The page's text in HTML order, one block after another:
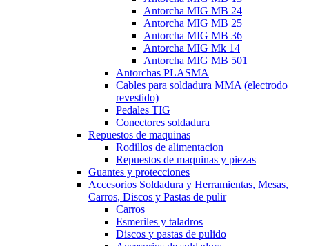
Antorcha MIG MB 24
Antorcha MIG MB 25
Antorcha MIG MB 36
Antorcha MIG Mk 14
Antorcha MIG MB 501
Antorchas PLASMA
Cables para soldadura MMA (electrodo
revestido)
Pedales TIG
Conectores soldadura
Repuestos de maquinas
Rodillos de alimentacion
Repuestos de maquinas y piezas
Guantes y protecciones
Accesorios Soldadura y Herramientas, Mesas,
Carros, Discos y Pastas de pulir
Carros
Esmeriles y taladros
Discos y pastas de pulido